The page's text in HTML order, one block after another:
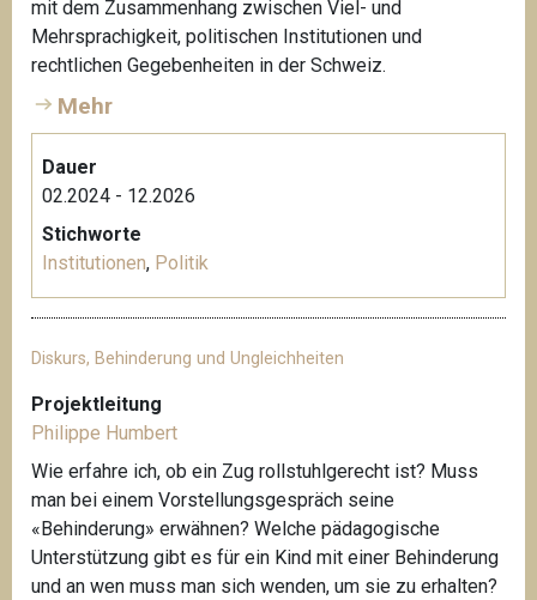
mit dem Zusammenhang zwischen Viel- und
Mehrsprachigkeit, politischen Institutionen und
rechtlichen Gegebenheiten in der Schweiz.
Mehr
Dauer
02.2024 - 12.2026
Stichworte
Institutionen, Politik
Diskurs, Behinderung und Ungleichheiten
Projektleitung
Philippe Humbert
Wie erfahre ich, ob ein Zug rollstuhlgerecht ist? Muss
man bei einem Vorstellungsgespräch seine
«Behinderung» erwähnen? Welche pädagogische
Unterstützung gibt es für ein Kind mit einer Behinderung
und an wen muss man sich wenden, um sie zu erhalten?